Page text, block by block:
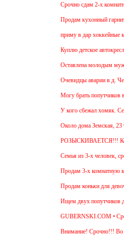
Срочно сдам 2-х
Продам кухонный
приму в дар хоккейные
Куплю детское
Оставлена молодым
Очевидцы аварии в д.
Могу брать попутчиков в
У кого сбежал хомяк.
Около дома Земская, 23
РОЗЫСКИВАЕТСЯ!!!
Семья из 3-х человек,
Продам 3-х комнатную
Продам коньки для
Ищем двух попутчиков до
GUBERNSKI.COM •
Внимание! Срочно!!! Во